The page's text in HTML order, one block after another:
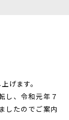
げます。
し、令和元年７
したのでご案内